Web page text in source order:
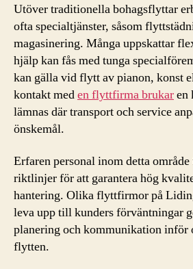
Utöver traditionella bohagsflyttar
ofta specialtjänster, såsom
magasinering. Många uppskattar
hjälp kan fås med tunga
kan gälla vid flytt av pianon, konst
kontakt meden flyttfirma brukaren
lämnas där transport och service
önskemål.
Erfaren personal inom detta
riktlinjer för att garantera hög
hantering. Olika flyttfirmor på
leva upp till kunders förväntningar
planering och kommunikation inför
flytten.